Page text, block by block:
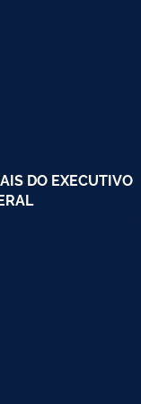
DO EXECUTIVO